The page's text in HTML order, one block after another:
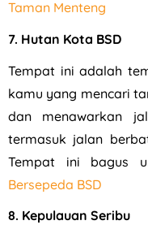
Taman Menteng
7. Hutan Kota BSD
Tempat ini adalah
kamu yang mencari
dan menawarkan
termasuk jalan
Tempat ini bagus
Bersepeda BSD
8. Kepulauan Seribu